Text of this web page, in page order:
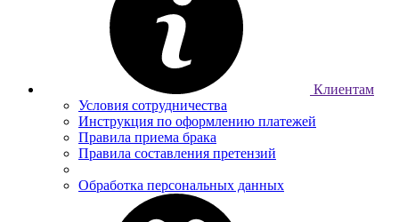
Клиентам
Условия сотрудничества
Инструкция по оформлению платежей
Правила приема брака
Правила составления претензий
Обработка персональных данных